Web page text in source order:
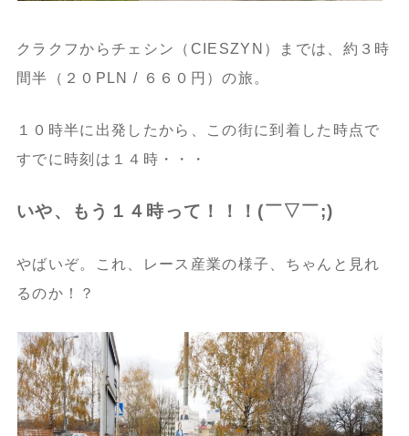
クラクフからチェシン（CIESZYN）までは、約３時
間半（２０PLN / ６６０円）の旅。
１０時半に出発したから、この街に到着した時点で
すでに時刻は１４時・・・
いや、もう１４時って！！！(￣▽￣;)
やばいぞ。これ、レース産業の様子、ちゃんと見れ
るのか！？